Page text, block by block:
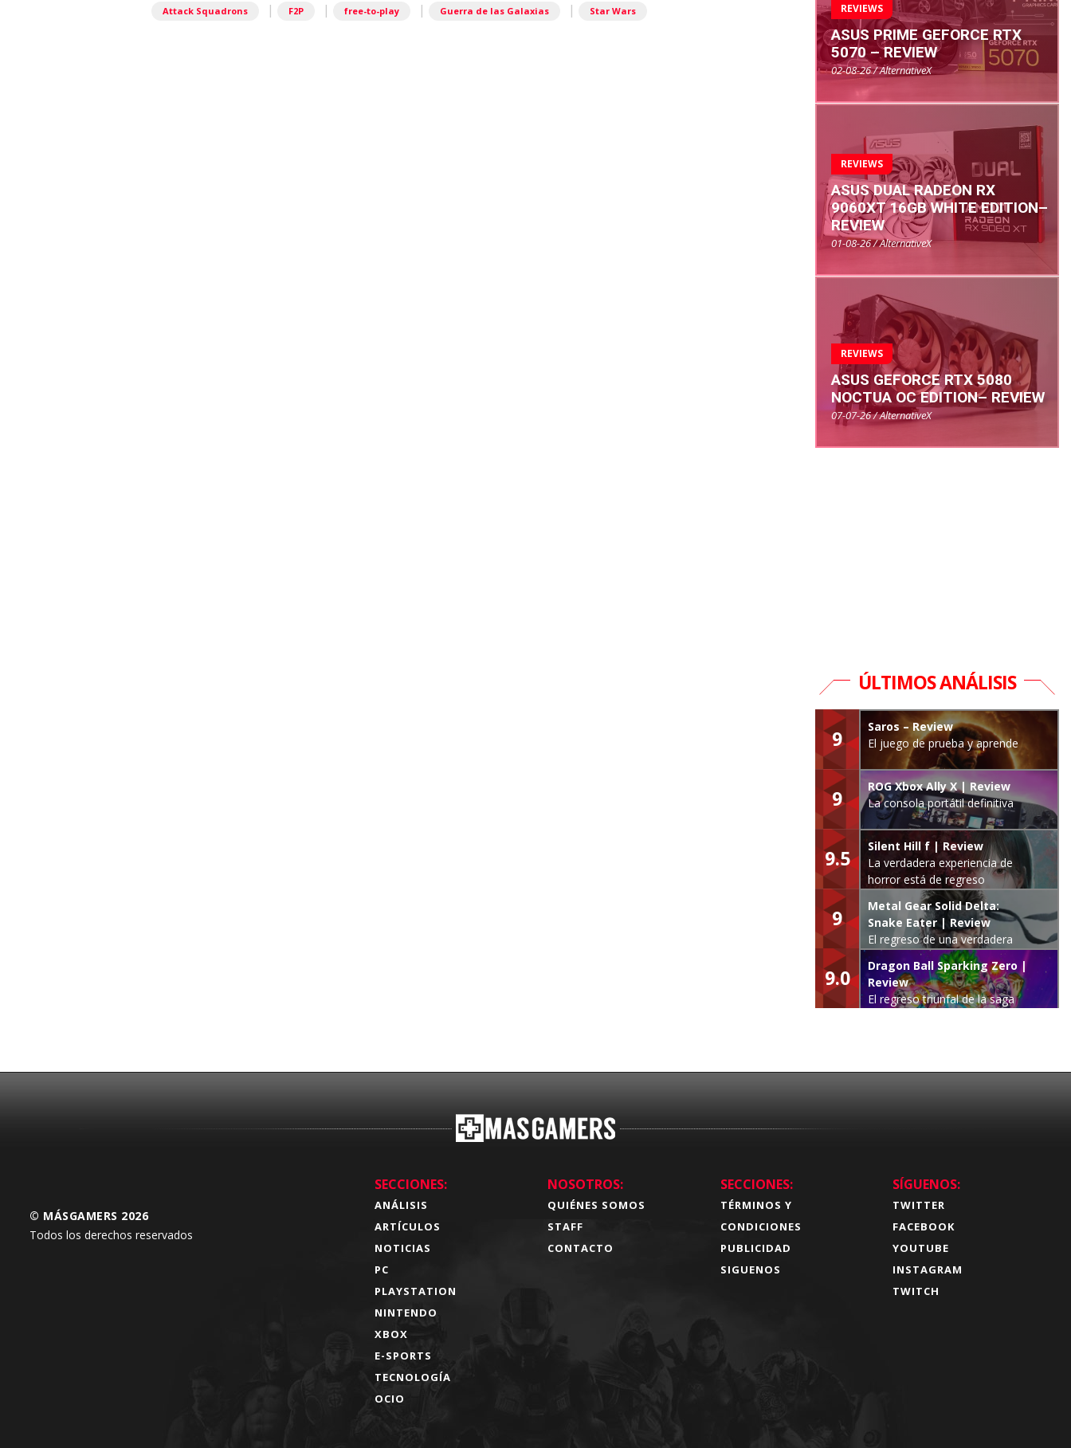
Attack Squadrons | F2P | free-to-play | Guerra de las Galaxias | Star Wars REVIEWS
ASUS PRIME GEFORCE RTX
5070 – REVIEW
02-08-26 / AlternativeX
REVIEWS
ASUS DUAL RADEON RX
9060XT 16GB WHITE EDITION–
REVIEW
01-08-26 / AlternativeX
REVIEWS
ASUS GEFORCE RTX 5080
NOCTUA OC EDITION– REVIEW
07-07-26 / AlternativeX
ÚLTIMOS ANÁLISIS
9
Saros – Review
El juego de prueba y aprende
9
ROG Xbox Ally X | Review
La consola portátil definitiva
9.5
Silent Hill f | Review
La verdadera experiencia de
horror está de regreso
9
Metal Gear Solid Delta:
Snake Eater | Review
El regreso de una verdadera
leyenda
9.0
Dragon Ball Sparking Zero |
Review
El regreso triunfal de la saga
© MÁSGAMERS 2026
Todos los derechos reservados
SECCIONES:
ANÁLISIS
ARTÍCULOS
NOTICIAS
PC
PLAYSTATION
NINTENDO
XBOX
E-SPORTS
TECNOLOGÍA
OCIO
NOSOTROS:
QUIÉNES SOMOS
STAFF
CONTACTO
SECCIONES:
TÉRMINOS Y
CONDICIONES
PUBLICIDAD
SIGUENOS
SÍGUENOS:
TWITTER
FACEBOOK
YOUTUBE
INSTAGRAM
TWITCH